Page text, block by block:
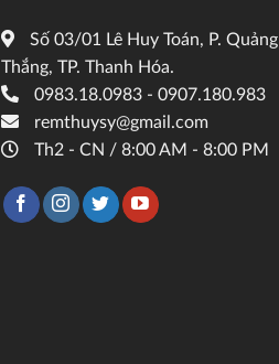
Số 03/01 Lê Huy Toán, P. Quảng
Thắng, TP. Thanh Hóa.
0983.18.0983 - 0907.180.983
remthuysy@gmail.com
Th2 - CN / 8:00 AM - 8:00 PM